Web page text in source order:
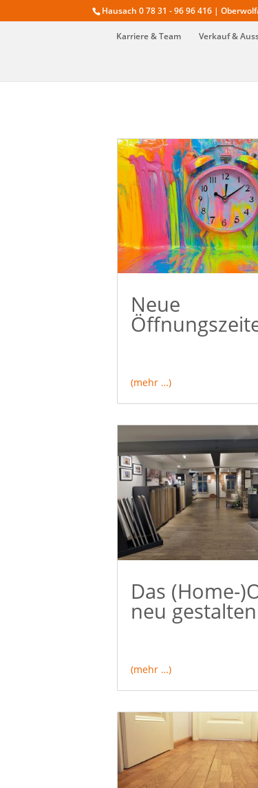
Hausach 0 78 31 - 96 96 416 |
Karriere & Team Verkauf &
Neue
(mehr …)
Das (Home-
neu gestalten
(mehr …)